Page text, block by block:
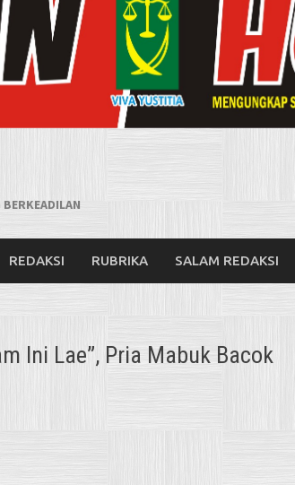
REDAKSI RUBRIKA SALAM REDAKSI
Ini Lae”, Pria Mabuk Bacok